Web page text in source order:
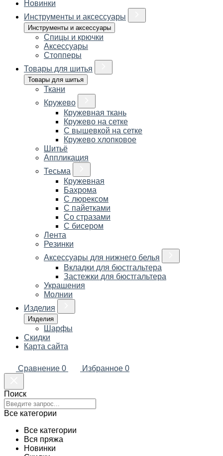
Новинки
Инструменты и аксессуары
Инструменты и аксессуары
Спицы и крючки
Аксессуары
Стопперы
Товары для шитья
Товары для шитья
Ткани
Кружево
Кружевная ткань
Кружево на сетке
С вышевкой на сетке
Кружево хлопковое
Шитьё
Аппликация
Тесьма
Кружевная
Бахрома
С люрексом
С пайетками
Со стразами
С бисером
Лента
Резинки
Аксессуары для нижнего белья
Вкладки для бюстгальтера
Застежки для бюстгальтера
Украшения
Молнии
Изделия
Изделия
Шарфы
Скидки
Карта сайта
Сравнение 0 Избранное 0
Поиск
Все категории
Все категории
Вся пряжа
Новинки